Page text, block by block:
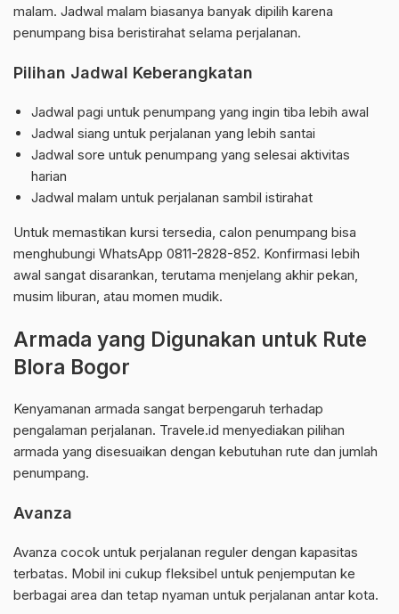
malam. Jadwal malam biasanya banyak dipilih karena
penumpang bisa beristirahat selama perjalanan.
Pilihan Jadwal Keberangkatan
Jadwal pagi untuk penumpang yang ingin tiba lebih awal
Jadwal siang untuk perjalanan yang lebih santai
Jadwal sore untuk penumpang yang selesai aktivitas
harian
Jadwal malam untuk perjalanan sambil istirahat
Untuk memastikan kursi tersedia, calon penumpang bisa
menghubungi WhatsApp 0811-2828-852. Konfirmasi lebih
awal sangat disarankan, terutama menjelang akhir pekan,
musim liburan, atau momen mudik.
Armada yang Digunakan untuk Rute
Blora Bogor
Kenyamanan armada sangat berpengaruh terhadap
pengalaman perjalanan. Travele.id menyediakan pilihan
armada yang disesuaikan dengan kebutuhan rute dan jumlah
penumpang.
Avanza
Avanza cocok untuk perjalanan reguler dengan kapasitas
terbatas. Mobil ini cukup fleksibel untuk penjemputan ke
berbagai area dan tetap nyaman untuk perjalanan antar kota.